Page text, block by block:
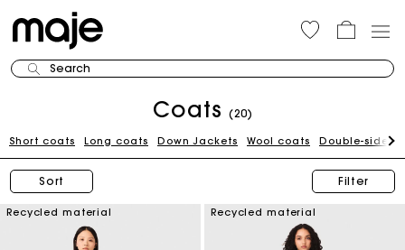
Search
Coats (20)
Short coats Long coats Down Jackets Wool coats Double-sided
Sort Filter
Recycled material Recycled material